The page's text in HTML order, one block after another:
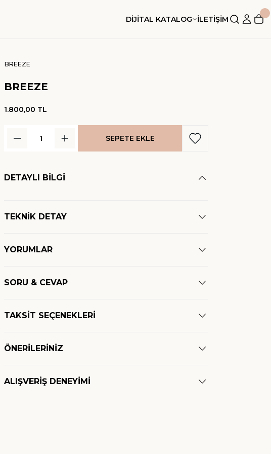
DİJİTAL KATALOG İLETİŞİM
BREEZE
BREEZE
1.800,00 TL
SEPETE EKLE
DETAYLI BİLGİ
TEKNİK DETAY
YORUMLAR
SORU & CEVAP
TAKSİT SEÇENEKLERİ
ÖNERİLERİNİZ
ALIŞVERİŞ DENEYİMİ